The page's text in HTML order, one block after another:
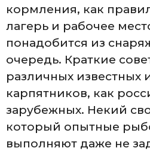
кормления, как
лагерь и рабочее
понадобится из
очередь. Краткие
различных известных
карпятников, как
зарубежных. Некий
который опытные
выполняют даже не